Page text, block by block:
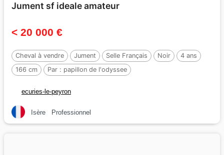
Jument sf ideale amateur
< 20 000 €
Cheval à vendre Jument Selle Français Noir
4 ans
166 cm
Par : papillon de l'odyssee
ecuries-le-peyron
Isère Professionnel